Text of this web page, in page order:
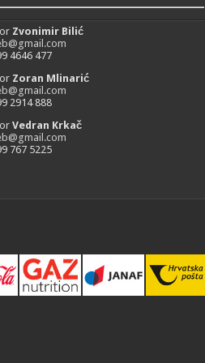
Zvonimir Bilić
4646 477
Zoran Mlinarić
2914 888
Vedran Krkač
767 5225